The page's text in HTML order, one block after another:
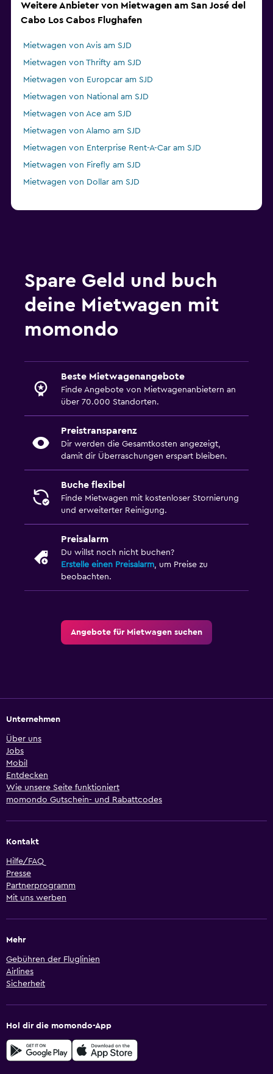
Weitere Anbieter von Mietwagen am San José del
Cabo Los Cabos Flughafen
Mietwagen von Avis am SJD
Mietwagen von Thrifty am SJD
Mietwagen von Europcar am SJD
Mietwagen von National am SJD
Mietwagen von Ace am SJD
Mietwagen von Alamo am SJD
Mietwagen von Enterprise Rent-A-Car am SJD
Mietwagen von Firefly am SJD
Mietwagen von Dollar am SJD
Spare Geld und buch
deine Mietwagen mit
momondo
Beste Mietwagenangebote
Finde Angebote von Mietwagenanbietern an
über 70.000 Standorten.
Preistransparenz
Dir werden die Gesamtkosten angezeigt,
damit dir Überraschungen erspart bleiben.
Buche flexibel
Finde Mietwagen mit kostenloser Stornierung
und erweiterter Reinigung.
Preisalarm
Du willst noch nicht buchen?
Erstelle einen Preisalarm, um Preise zu
beobachten.
Angebote für Mietwagen suchen
Unternehmen
Über uns
Jobs
Mobil
Entdecken
Wie unsere Seite funktioniert
momondo Gutschein- und Rabattcodes
Kontakt
Hilfe/FAQ
Presse
Partnerprogramm
Mit uns werben
Mehr
Gebühren der Fluglinien
Airlines
Sicherheit
Hol dir die momondo-App